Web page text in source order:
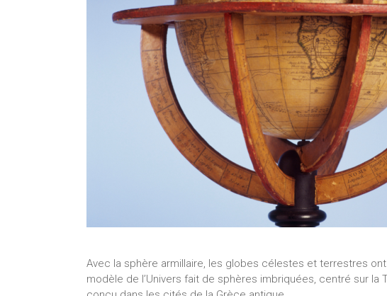
Avec la sphère armillaire, les globes célestes et terrestres
modèle de l’Univers fait de sphères imbriquées, centré sur